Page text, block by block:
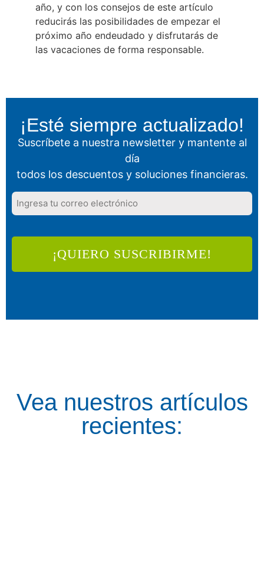
año, y con los consejos de este artículo
reducirás las posibilidades de empezar el
próximo año endeudado y disfrutarás de
las vacaciones de forma responsable.
¡Esté siempre actualizado!
Suscríbete a nuestra newsletter y mantente al
día
todos los descuentos y soluciones financieras.
Vea nuestros artículos
recientes: